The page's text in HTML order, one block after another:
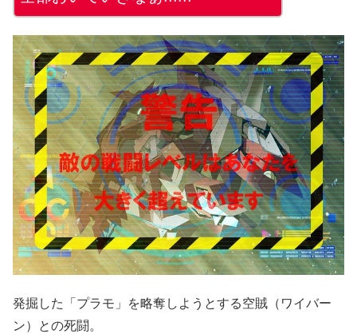
発掘した「プラモ」を略奪しようとする空賊（ワイバー
ン）との死闘。